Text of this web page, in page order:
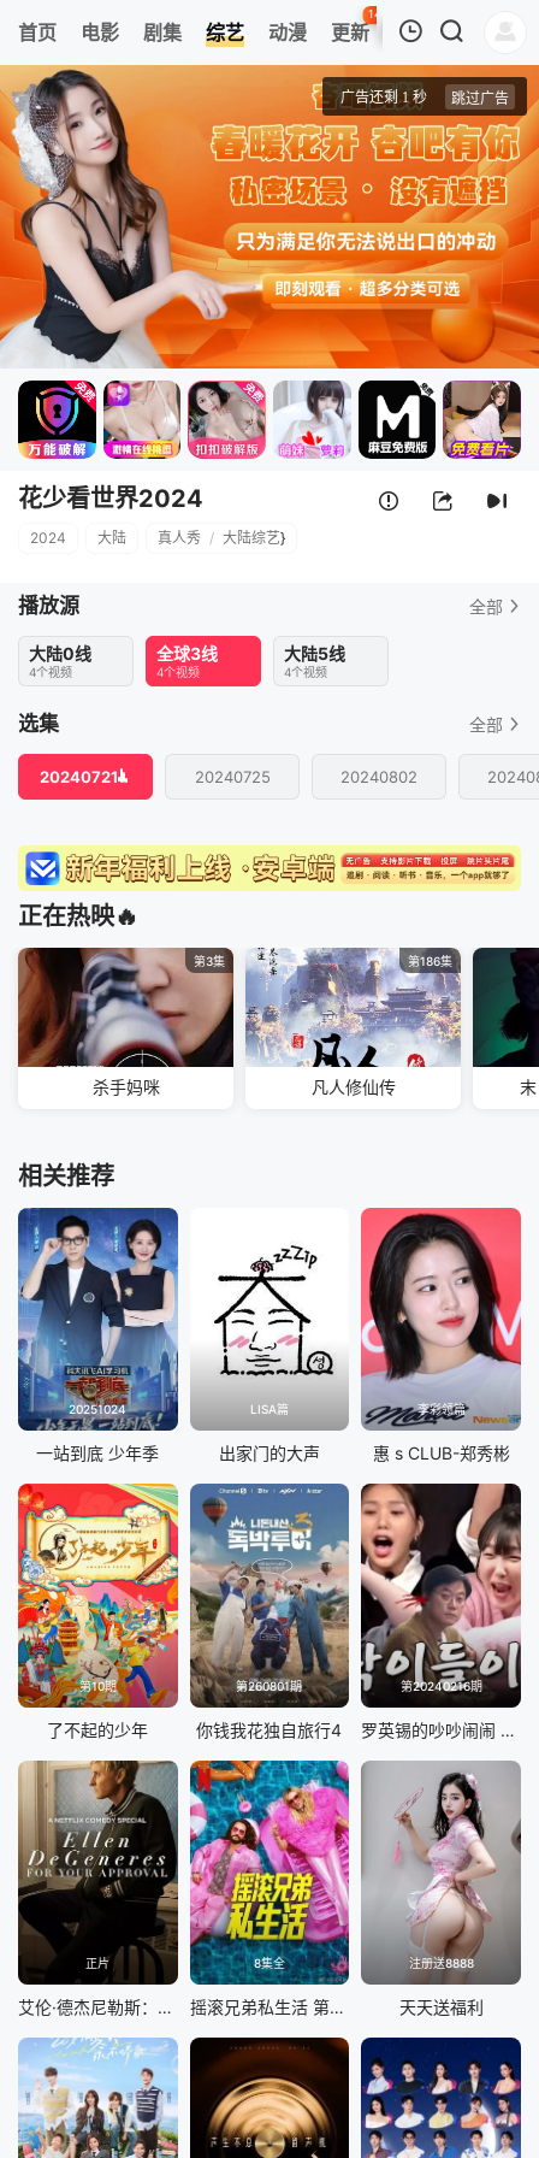
首页 电影 剧集 综艺 动漫 更新
141
热榜 APP
20240721
花少看世界2024
清空
花少看世界2024
2024 大陆 真人秀 / 大陆综艺}
播放源 全部
大陆0线
4个视频
全球3线
4个视频
大陆5线
4个视频
选集 全部
20240721 20240725 20240802
正在热映🔥
第3集
杀手妈咪
第186集
凡人修仙传
相关推荐
20251024
一站到底 少年季
LISA篇
出家门的大声
李彩领篇
惠 s CLUB-郑秀彬
第10期
了不起的少年
第260801期
你钱我花独自旅行4
第20240216期
罗英锡的吵吵闹闹 蹦蹦地球游戏厅篇
正片
艾伦·德杰尼勒斯：请你许可
8集全
摇滚兄弟私生活 第二季
注册送8888
天天送福利